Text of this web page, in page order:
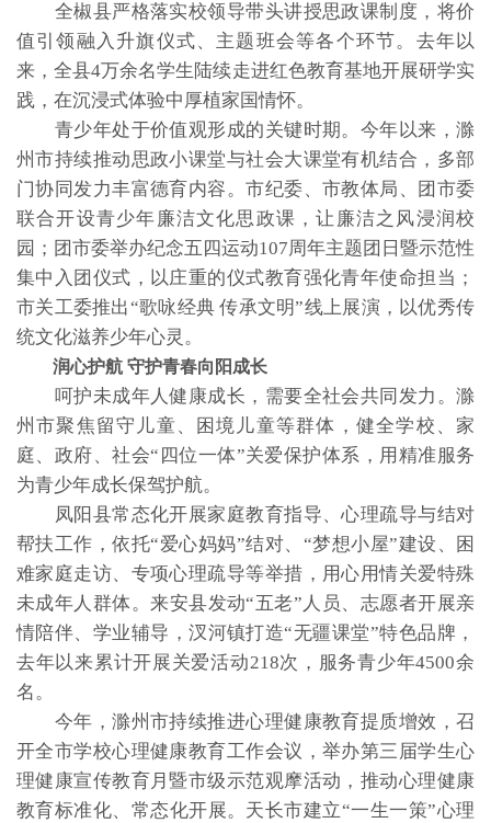
全椒县严格落实校领导带头讲授思政课制度，将价
值引领融入升旗仪式、主题班会等各个环节。去年以
来，全县4万余名学生陆续走进红色教育基地开展研学实
践，在沉浸式体验中厚植家国情怀。
青少年处于价值观形成的关键时期。今年以来，滁
州市持续推动思政小课堂与社会大课堂有机结合，多部
门协同发力丰富德育内容。市纪委、市教体局、团市委
联合开设青少年廉洁文化思政课，让廉洁之风浸润校
园；团市委举办纪念五四运动107周年主题团日暨示范性
集中入团仪式，以庄重的仪式教育强化青年使命担当；
市关工委推出“歌咏经典 传承文明”线上展演，以优秀传
统文化滋养少年心灵。
润心护航 守护青春向阳成长
呵护未成年人健康成长，需要全社会共同发力。滁
州市聚焦留守儿童、困境儿童等群体，健全学校、家
庭、政府、社会“四位一体”关爱保护体系，用精准服务
为青少年成长保驾护航。
凤阳县常态化开展家庭教育指导、心理疏导与结对
帮扶工作，依托“爱心妈妈”结对、“梦想小屋”建设、困
难家庭走访、专项心理疏导等举措，用心用情关爱特殊
未成年人群体。来安县发动“五老”人员、志愿者开展亲
情陪伴、学业辅导，汊河镇打造“无疆课堂”特色品牌，
去年以来累计开展关爱活动218次，服务青少年4500余
名。
今年，滁州市持续推进心理健康教育提质增效，召
开全市学校心理健康教育工作会议，举办第三届学生心
理健康宣传教育月暨市级示范观摩活动，推动心理健康
教育标准化、常态化开展。天长市建立“一生一策”心理